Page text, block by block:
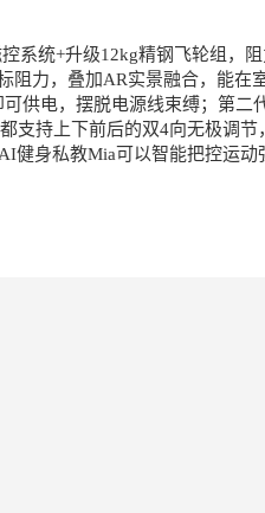
系统+升级12kg精钢飞轮组，
阻力，叠加AR实景融合，能在
供电，摆脱电源线束缚；第二
支持上下前后的双4向无极调节
身私教Mia可以智能把控运动